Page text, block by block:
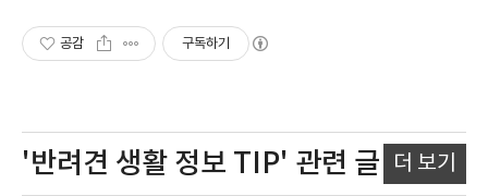
공감 구독하기
'반려견 생활 정보 TIP' 관련 글 더 보기